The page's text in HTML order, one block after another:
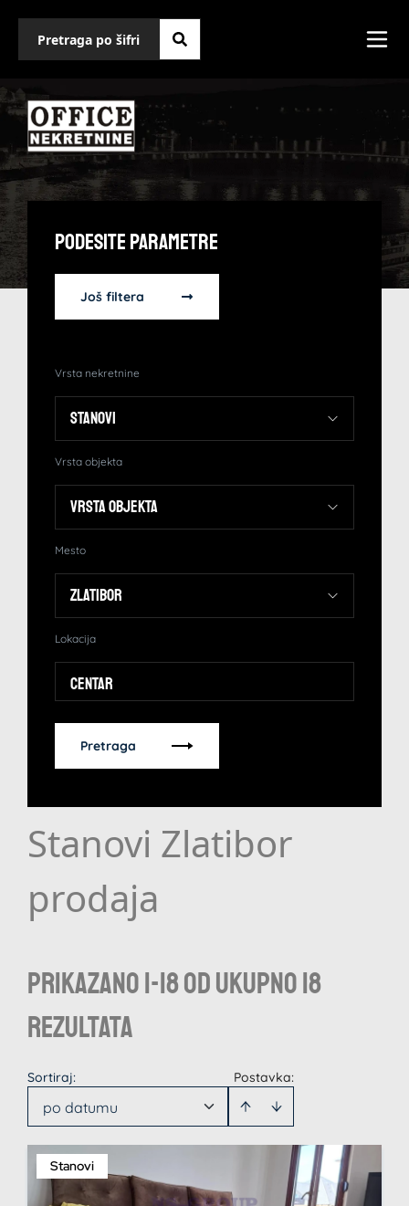
Podesite Parametre
Još filtera
Vrsta nekretnine
Vrsta objekta
Mesto
Lokacija
Centar
Pretraga
Stanovi Zlatibor
prodaja
Prikazano 1-18 od ukupno 18
rezultata
Postavka:
Sortiraj:
po datumu
Stanovi